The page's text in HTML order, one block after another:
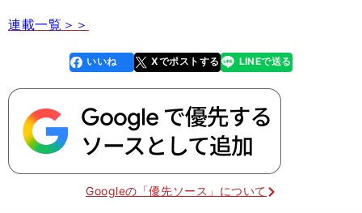
連載一覧＞＞
faceboo
k
いいね Xでポストする
line LINEで送る
Googleの「優先ソース」について